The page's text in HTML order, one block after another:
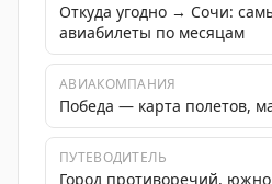
Откуда угодно → Сочи:
авиабилеты по месяцам
АВИАКОМПАНИЯ
Победа — карта полетов,
ПУТЕВОДИТЕЛЬ
Город противоречий,